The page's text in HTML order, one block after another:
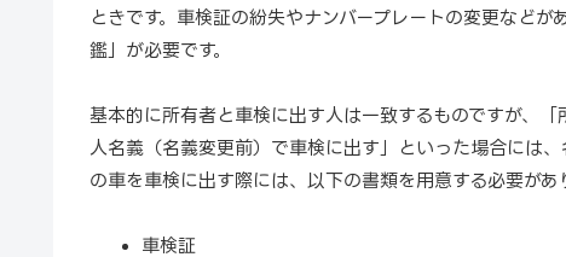
ときです。車検証の紛失やナンバープレートの変更など
鑑」が必要です。
基本的に所有者と車検に出す人は一致するものですが、
人名義（名義変更前）で車検に出す」といった場合には
の車を車検に出す際には、以下の書類を用意する必要があ
車検証